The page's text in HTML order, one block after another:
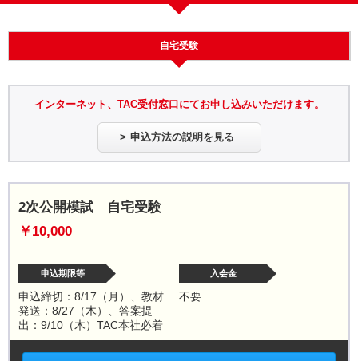
自宅受験
インターネット、TAC受付窓口にてお申し込みいただけます。
申込方法の説明を見る
2次公開模試 自宅受験
￥10,000
申込期限等
申込締切：8/17（月）、教材
発送：8/27（木）、答案提
出：9/10（木）TAC本社必着
入会金
不要